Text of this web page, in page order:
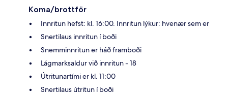
Koma/brottför
Innritun hefst: kl. 16:00. Innritun lýkur: hvenær sem er
Snertilaus innritun í boði
Snemminnritun er háð framboði
Lágmarksaldur við innritun - 18
Útritunartími er kl. 11:00
Snertilaus útritun í boði